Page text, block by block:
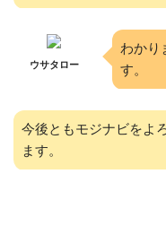
ウサタロー
わかり
す。
今後ともモジナビをよ
ます。